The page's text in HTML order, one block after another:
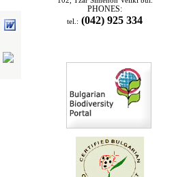
PHONES:
tel.: (042) 925 334